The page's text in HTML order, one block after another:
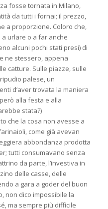
fosse tornata in Milano,
da tutti i fornai; il prezzo,
a proporzione. Coloro che,
a urlare o a far anche
alcuni pochi stati presi) di
ne stessero, appena
catture. Sulle piazze, sulle
palese, un
d’aver trovata la maniera
alla festa e alla
stata?)
che la cosa non avesse a
come già avevan
abbondanza prodotta
tutti consumavano senza
da parte, l’investiva in
delle casse, delle
a gara a goder del buon
non dico impossibile la
ma sempre più difficile